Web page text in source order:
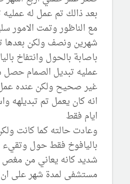
بعد ذالك تم عمل له
مع الناظور وتمت الامور
شهرين ونصف ولكن بعدها
باصابة بالحول وانتفاخ
عمليه تبديل الصمام
غير صحيح ولكن عنده
انه كان يعمل تم تبديلهه
ايام فقط
وعادت حالته كما كانت
باليافوخ فقط حول
شديد كانه يعاني من
مستشفى لمدة شهر على ان